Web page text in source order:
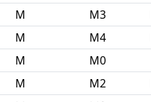
M M3
M M4
M
M0
M M2